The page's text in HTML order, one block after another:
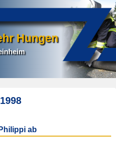
Hungen
ab